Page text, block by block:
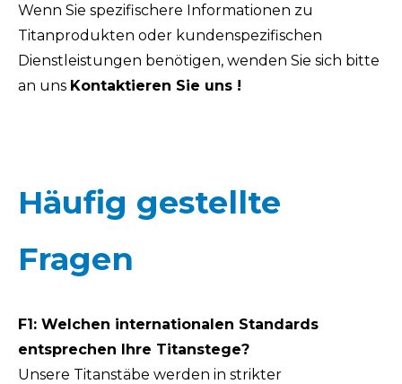
Wenn Sie spezifischere Informationen zu
Titanprodukten oder kundenspezifischen
Dienstleistungen benötigen, wenden Sie sich bitte
an uns Kontaktieren Sie uns !
Häufig gestellte
Fragen
F1: Welchen internationalen Standards
entsprechen Ihre Titanstege?
Unsere Titanstäbe werden in strikter